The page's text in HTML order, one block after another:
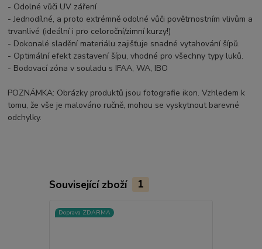
- Odolné vůči UV záření
- Jednodílné, a proto extrémně odolné vůči povětrnostním vlivům a
trvanlivé (ideální i pro celoroční/zimní kurzy!)
- Dokonalé sladění materiálu zajišťuje snadné vytahování šípů.
- Optimální efekt zastavení šípu, vhodné pro všechny typy luků.
- Bodovací zóna v souladu s IFAA, WA, IBO
POZNÁMKA: Obrázky produktů jsou fotografie ikon. Vzhledem k
tomu, že vše je malováno ručně, mohou se vyskytnout barevné
odchylky.
Související zboží 1
Doprava ZDARMA